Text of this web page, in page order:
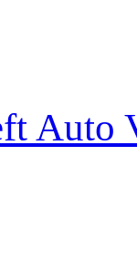
Auto